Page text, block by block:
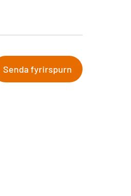
Senda fyrirspurn